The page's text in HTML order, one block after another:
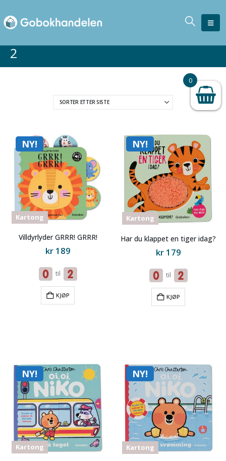
2
Kartong
NY!
Villdyrlyder GRRR! GRRR!
kr189
til
KJØP
Kartong
NY!
Har du klappet en tiger idag?
kr179
til
KJØP
Kartong
NY!
Kartong
NY!
0